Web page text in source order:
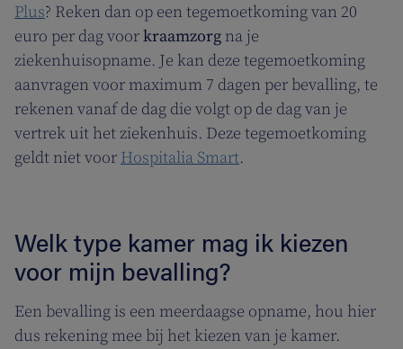
Plus? Reken dan op een tegemoetkoming van 20
euro per dag voorkraamzorg na je
ziekenhuisopname. Je kan deze tegemoetkoming
aanvragen voor maximum 7 dagen per bevalling, te
rekenen vanaf de dag die volgt op de dag van je
vertrek uit het ziekenhuis. Deze tegemoetkoming
geldt niet voor Hospitalia Smart.
Welk type kamer mag ik kiezen
voor mijn bevalling?
Een bevalling is een meerdaagse opname, hou hier
dus rekening mee bij het kiezen van je kamer.